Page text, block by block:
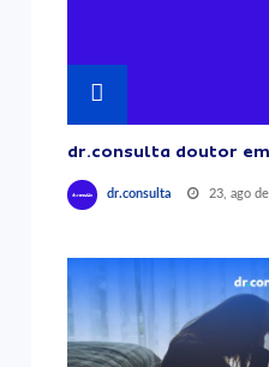
dr.consulta doutor
dr.consulta 23, ago